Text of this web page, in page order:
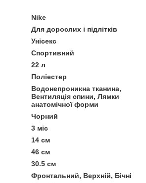
Nike
Для дорослих і підлітків
Унісекс
Спортивний
22 л
Поліестер
Водонепроникна тканина,
Вентиляція спини, Лямки
анатомічної форми
Чорний
3 міс
14 см
46 см
30.5 см
Фронтальний, Верхній, Бічні